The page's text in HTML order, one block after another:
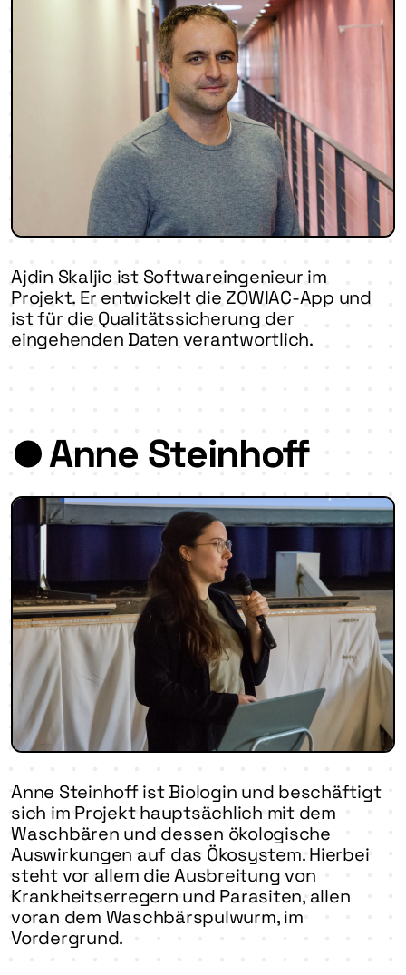
Ajdin Skaljic ist Softwareingenieur im
Projekt. Er entwickelt die ZOWIAC-App und
ist für die Qualitätssicherung der
eingehenden Daten verantwortlich.
Anne Steinhoff
Anne Steinhoff ist Biologin und beschäftigt
sich im Projekt hauptsächlich mit dem
Waschbären und dessen ökologische
Auswirkungen auf das Ökosystem. Hierbei
steht vor allem die Ausbreitung von
Krankheitserregern und Parasiten, allen
voran dem Waschbärspulwurm, im
Vordergrund.